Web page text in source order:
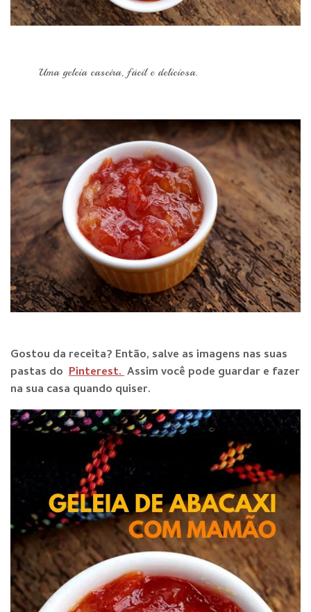
Uma geleia caseira, fácil e deliciosa.
Gostou da receita? Então, salve as imagens nas suas
pastas do Pinterest.Assim você pode guardar e fazer
na sua casa quando quiser.